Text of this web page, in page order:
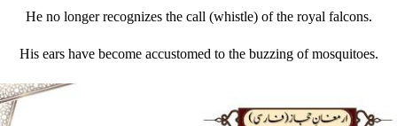
He no longer recognizes the call (whistle) of the royal falcons.
His ears have become accustomed to the buzzing of mosquitoes.